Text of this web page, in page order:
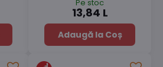
Pe stoc
13,84 L
Adaugă la Coș